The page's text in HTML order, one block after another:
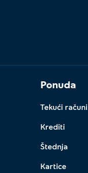
Ponuda
Tekući računi
Krediti
Štednja
Kartice